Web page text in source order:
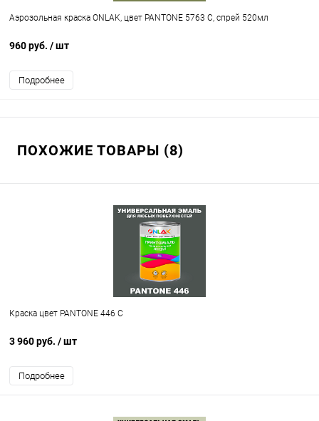
Аэрозольная краска ONLAK, цвет PANTONE 5763 C, спрей 520мл
960 руб. / шт
Подробнее
ПОХОЖИЕ ТОВАРЫ (8)
Краска цвет PANTONE 446 C
3 960 руб. / шт
Подробнее